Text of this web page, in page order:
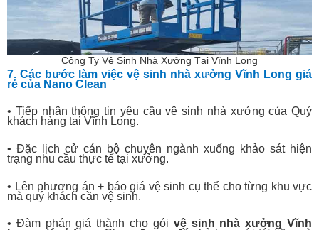
Công Ty Vệ Sinh Nhà Xưởng Tại Vĩnh Long
7. Các bước làm việc vệ sinh nhà xưởng Vĩnh Long giá
rẻ của Nano Clean
• Tiếp nhân thông tin yêu cầu vệ sinh nhà xưởng của Quý
khách hàng tại Vĩnh Long.
• Đặc lịch cử cán bộ chuyên ngành xuống khảo sát hiện
trạng nhu cầu thực tế tại xưởng.
• Lên phương án + báo giá vệ sinh cụ thể cho từng khu vực
mà quý khách cần vệ sinh.
• Đàm phán giá thành cho gói vệ sinh nhà xưởngVĩnh